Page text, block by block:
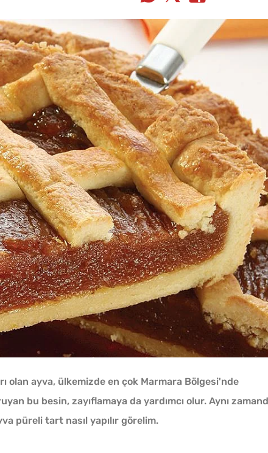
olan ayva, ülkemizde en çok Marmara Bölgesi'nde
bu besin, zayıflamaya da yardımcı olur. Aynı
püreli tart nasıl yapılır görelim.